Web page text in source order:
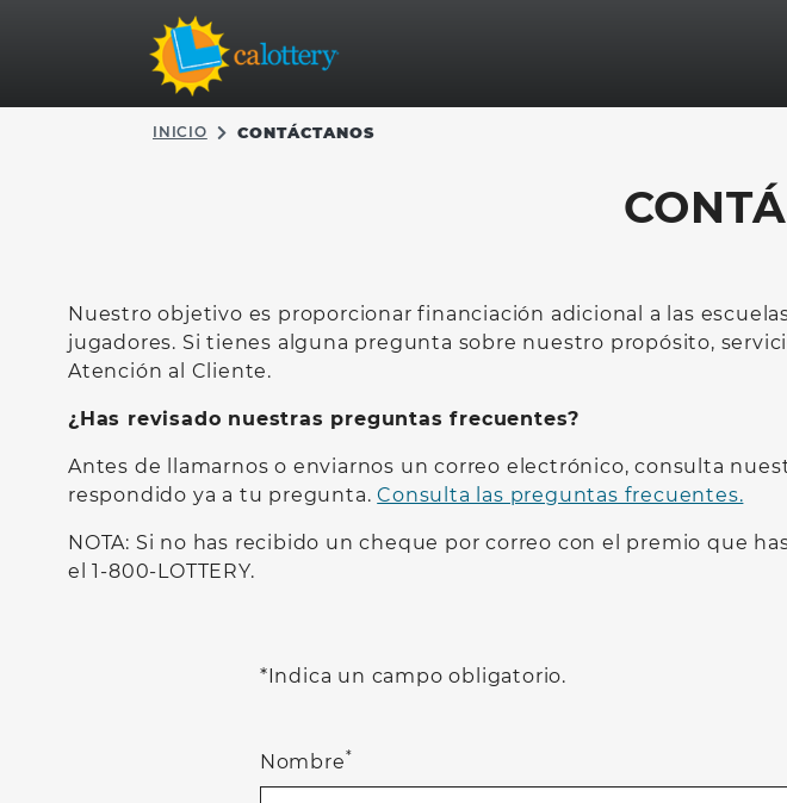
INICIO CONTÁCTANOS
Nuestro objetivo es proporcionar financiación adicional a las
jugadores. Si tienes alguna pregunta sobre nuestro propósito,
Atención al Cliente.
¿Has revisado nuestras preguntas frecuentes?
Antes de llamarnos o enviarnos un correo electrónico, consulta
respondido ya a tu pregunta.Consulta las preguntas frecuentes.
NOTA: Si no has recibido un cheque por correo con el premio que
el 1-800-LOTTERY.
*Indica un campo obligatorio.
Nombre*